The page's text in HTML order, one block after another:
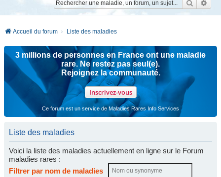
Accueil du forum Liste des maladies
3 millions de personnes en France ont une maladie
rare. Ne restez pas seul(e).
Rejoignez la communauté.
Inscrivez-vous
Ce forum est un service de Maladies Rares Info Services
Liste des maladies
Voici la liste des maladies actuellement en ligne sur le Forum
maladies rares :
Filtrer par nom de maladies